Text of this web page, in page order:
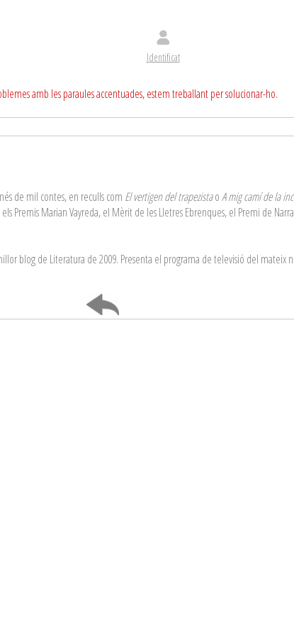
Identificat
amb les paraules accentuades, estem treballant per solucionar-ho.
de mil contes, en reculls com El vertigen del trapezistaoA mig camí de la
Premis Marian Vayreda, el Mèrit de les Lletres Ebrenques, el Premi de
blog de Literatura de 2009. Presenta el programa de televisió del mateix